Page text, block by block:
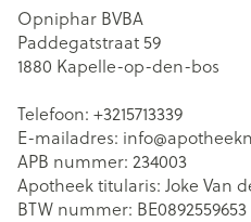
Opniphar BVBA
Paddegatstraat 59
1880 Kapelle-op-den-bos
Telefoon: +3215713339
E-mailadres: info@
APB nummer: 234003
Apotheek titularis: Joke Van
BTW nummer: BE0892559653